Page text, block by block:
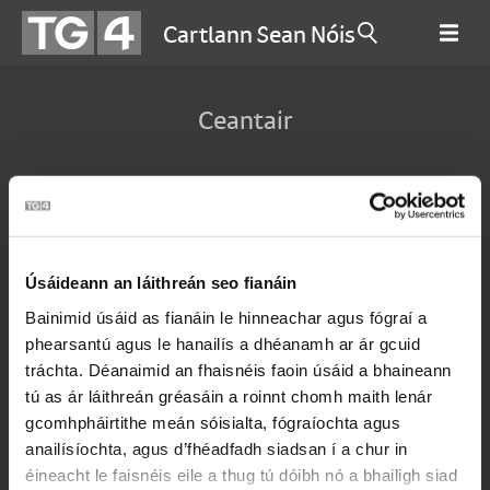
Úsáideann an láithreán seo fianáin
Bainimid úsáid as fianáin le hinneachar agus fógraí a
phearsantú agus le hanailís a dhéanamh ar ár gcuid
tráchta. Déanaimid an fhaisnéis faoin úsáid a bhaineann
tú as ár láithreán gréasáin a roinnt chomh maith lenár
gcomhpháirtithe meán sóisialta, fógraíochta agus
anailísíochta, agus d’fhéadfadh siadsan í a chur in
éineacht le faisnéis eile a thug tú dóibh nó a bhailigh siad
Cartlann Sean Nóis
Ceantair